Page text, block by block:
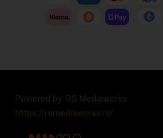
Powered by: RS Mediaworks
https://rsmediaworks.nl/